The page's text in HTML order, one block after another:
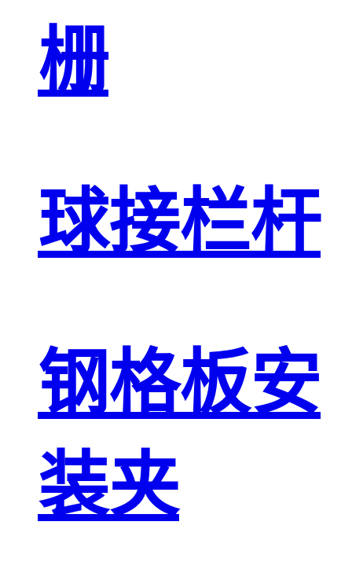
栅
球接栏杆
钢格板安
装夹